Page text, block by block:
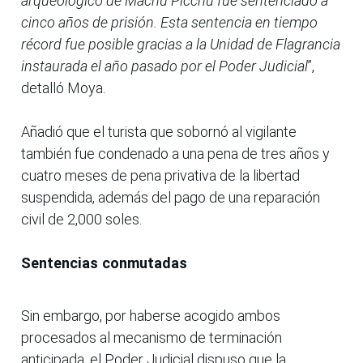
cinco años de prisión. Esta sentencia en tiempo
récord fue posible gracias a la Unidad de Flagrancia
instaurada el año pasado por el Poder Judicial”,
detalló Moya.
Añadió que el turista que sobornó al vigilante
también fue condenado a una pena de tres años y
cuatro meses de pena privativa de la libertad
suspendida, además del pago de una reparación
civil de 2,000 soles.
Sentencias conmutadas
Sin embargo, por haberse acogido ambos
procesados al mecanismo de terminación
anticipada, el Poder Judicial dispuso que la